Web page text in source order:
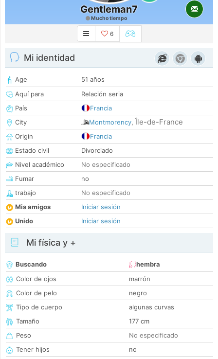
Gentleman7
Mucho tiempo
6
Mi identidad
Age
51 años
Aquí para
Relación seria
País
Francia
City
Montmorency, Île-de-France
Origin
Francia
Estado civil
Divorciado
Nivel académico
No especificado
Fumar
no
trabajo
No especificado
Mis amigos
Iniciar sesión
Unido
Iniciar sesión
Mi física y +
Buscando
hembra
Color de ojos
marrón
Color de pelo
negro
Tipo de cuerpo
algunas curvas
Tamaño
177 cm
Peso
No especificado
Tener hijos
no